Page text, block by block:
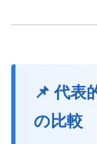
📌 代表
の比較